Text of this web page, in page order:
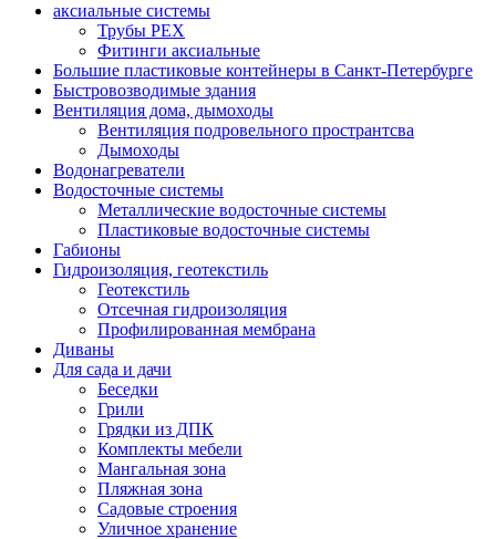
аксиальные системы
Трубы PEX
Фитинги аксиальные
Большие пластиковые контейнеры в Санкт-Петербурге
Быстровозводимые здания
Вентиляция дома, дымоходы
Вентиляция подровельного пространтсва
Дымоходы
Водонагреватели
Водосточные системы
Металлические водосточные системы
Пластиковые водосточные системы
Габионы
Гидроизоляция, геотекстиль
Геотекстиль
Отсечная гидроизоляция
Профилированная мембрана
Диваны
Для сада и дачи
Беседки
Грили
Грядки из ДПК
Комплекты мебели
Мангальная зона
Пляжная зона
Садовые строения
Уличное хранение